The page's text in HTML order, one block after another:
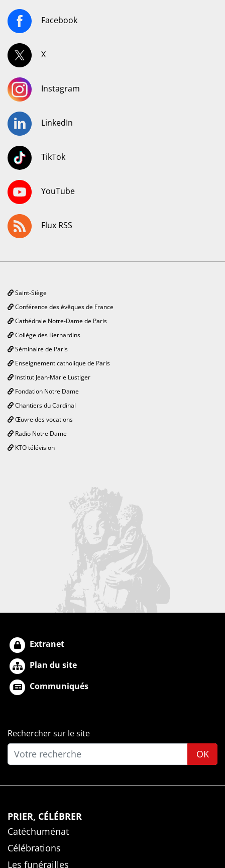
Facebook
X
Instagram
LinkedIn
TikTok
YouTube
Flux RSS
Saint-Siège
Conférence des évêques de France
Cathédrale Notre-Dame de Paris
Collège des Bernardins
Séminaire de Paris
Enseignement catholique de Paris
Institut Jean-Marie Lustiger
Fondation Notre Dame
Chantiers du Cardinal
Œuvre des vocations
Radio Notre Dame
KTO télévision
Extranet
Plan du site
Communiqués
Rechercher sur le site
OK
PRIER, CÉLÉBRER
Catéchuménat
Célébrations
Les funérailles